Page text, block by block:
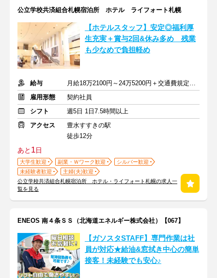
公立学校共済組合札幌宿泊所 ホテル ライフォート札幌
【ホテルスタッフ】安定◎福利厚
生充実＋賞与2回&休み多め 残業
も少なめで負担軽め
給与
月給18万2100円～24万5200円＋交通費規定支給＋各種手当
雇用形態
契約社員
シフト
週5日 1日7.5時間以上
アクセス
豊水すすきの駅
徒歩12分
あと 1日
大学生歓迎 副業・Ｗワーク歓迎
シルバー歓迎
未経験者歓迎
主婦(夫)歓迎
公立学校共済組合札幌宿泊所 ホテル・ライフォート札幌の求人一
覧を見る
ENEOS 南４条ＳＳ（北海道エネルギー株式会社）【067】
【ガソスタSTAFF】専門作業は社
員が対応★給油&窓拭き中心の簡単
接客！未経験でも安心♪